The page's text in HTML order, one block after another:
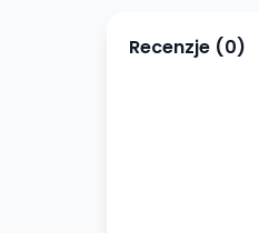
Recenzje (0)